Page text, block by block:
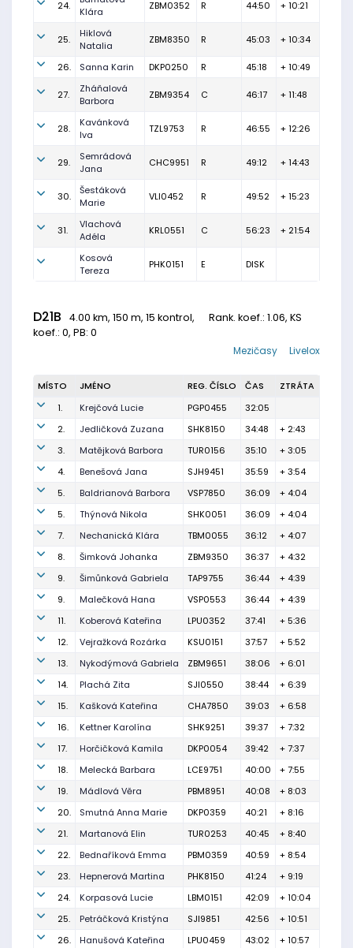
24.
Klára
ZBM0352 R 44:50 + 10:21
25.
Hiklová
Natalia
ZBM8350 R 45:03 + 10:34
26. Sanna Karin DKP0250 R 45:18 + 10:49
27.
Zháňalová
Barbora
ZBM9354 C 46:17 + 11:48
28.
Kavánková
Iva
TZL9753 R 46:55 + 12:26
29.
Semrádová
Jana
CHC9951 R 49:12 + 14:43
30.
Šestáková
Marie
VLI0452 R 49:52 + 15:23
31.
Vlachová
Adéla
KRL0551 C 56:23 + 21:54
Kosová
Tereza
PHK0151 E DISK
D21B 4.00 km, 150 m, 15 kontrol, Rank. koef.: 1.06, KS
koef.: 0, PB: 0
Livelox
Mezičasy
MÍSTO JMÉNO REG. ČÍSLO ČAS
ZTRÁTA
1.
Krejčová Lucie PGP0455
32:05
2.
Jedličková Zuzana SHK8150 34:48
+ 2:43
3.
Matějková Barbora TUR0156 35:10
+ 3:05
4.
Benešová Jana SJH9451 35:59
+ 3:54
5.
Baldrianová Barbora VSP7850 36:09
+ 4:04
5.
Thýnová Nikola SHK0051 36:09
+ 4:04
7.
Nechanická Klára TBM0055 36:12
+ 4:07
8.
Šimková Johanka ZBM9350 36:37
+ 4:32
9.
Šimůnková Gabriela TAP9755 36:44
+ 4:39
9.
Malečková Hana VSP0553 36:44
+ 4:39
11.
Koberová Kateřina LPU0352 37:41
+ 5:36
12.
Vejražková Rozárka KSU0151 37:57
+ 5:52
13.
Nykodýmová Gabriela ZBM9651 38:06
+ 6:01
14.
Plachá Zita SJI0550 38:44
+ 6:39
15.
Kašková Kateřina CHA7850 39:03
+ 6:58
16.
Kettner Karolína SHK9251 39:37
+ 7:32
17.
Horčičková Kamila DKP0054 39:42
+ 7:37
18.
Melecká Barbara LCE9751 40:00
+ 7:55
19.
Mádlová Věra PBM8951 40:08
+ 8:03
20.
Smutná Anna Marie DKP0359 40:21
+ 8:16
21.
Martanová Elin TUR0253 40:45
+ 8:40
22.
Bednaříková Emma PBM0359 40:59
+ 8:54
23.
Hepnerová Martina PHK8150 41:24
+ 9:19
24.
Korpasová Lucie LBM0151 42:09
+ 10:04
25.
Petráčková Kristýna SJI9851 42:56
+ 10:51
26.
Hanušová Kateřina LPU0459 43:02
+ 10:57